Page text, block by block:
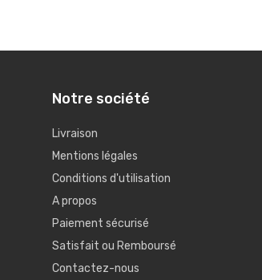
Notre société
Livraison
Mentions légales
Conditions d'utilisation
A propos
Paiement sécurisé
Satisfait ou Remboursé
Contactez-nous